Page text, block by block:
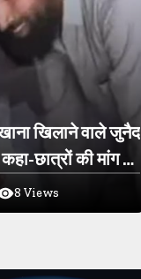
खिलाने वाले जुनैद
छात्रों की मांग का
8 Views